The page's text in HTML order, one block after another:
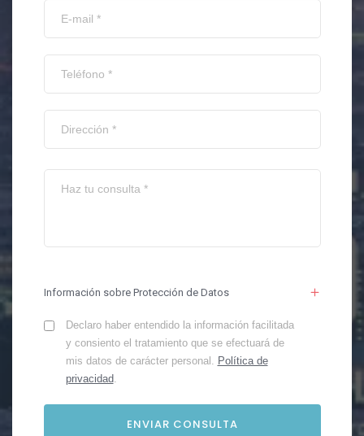
Información sobre Protección de Datos
Declaro haber entendido la información facilitada
y consiento el tratamiento que se efectuará de
mis datos de carácter personal. Política de
privacidad.